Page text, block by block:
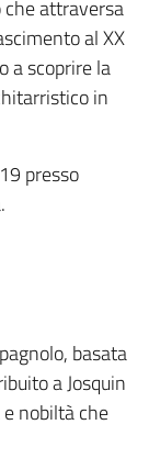
attraversa
al XX
a scoprire la
in
presso
basata
a Josquin
nobiltà che